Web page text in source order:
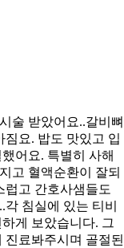
술 받았어요..갈비뼈
요. 밥도 맛있고 입
어요. 특별히 사해
고 혈액순환이 잘되
럽고 간호사샘들도
침실에 있는 티비
게 보았습니다. 그
진료봐주시며 골절된